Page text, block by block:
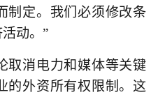
制定。我们必须修改条
动。”
取消电力和媒体等关键
的外资所有权限制。这